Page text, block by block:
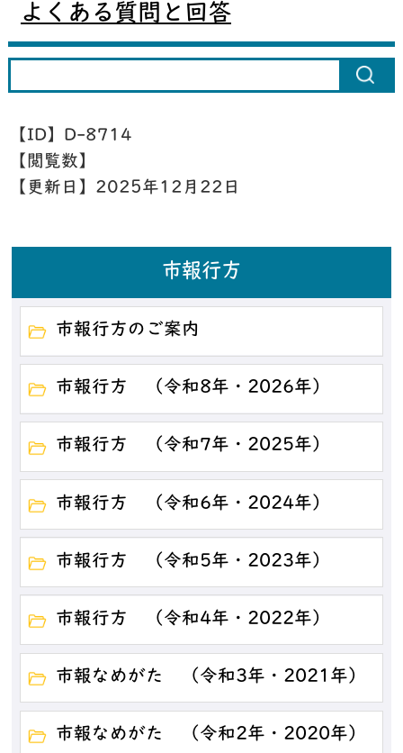
よくある質問と回答
【ID】 D-8714
【閲覧数】
【更新日】 2025年12月22日
市報行方
市報行方のご案内
市報行方 （令和8年・2026年）
市報行方 （令和7年・2025年）
市報行方 （令和6年・2024年）
市報行方 （令和5年・2023年）
市報行方 （令和4年・2022年）
市報なめがた （令和3年・2021年）
市報なめがた （令和2年・2020年）